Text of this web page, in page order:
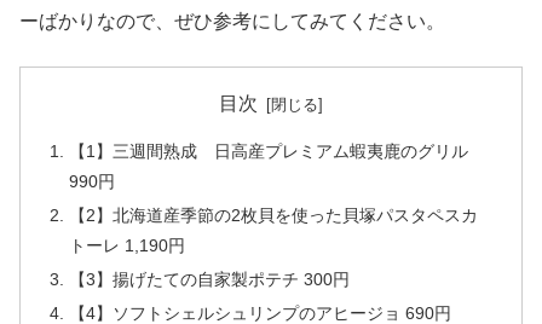
ーばかりなので、ぜひ参考にしてみてください。
目次
【1】三週間熟成 日高産プレミアム蝦夷鹿のグリル
990円
【2】北海道産季節の2枚貝を使った貝塚パスタペスカ
トーレ 1,190円
【3】揚げたての自家製ポテチ 300円
【4】ソフトシェルシュリンプのアヒージョ 690円